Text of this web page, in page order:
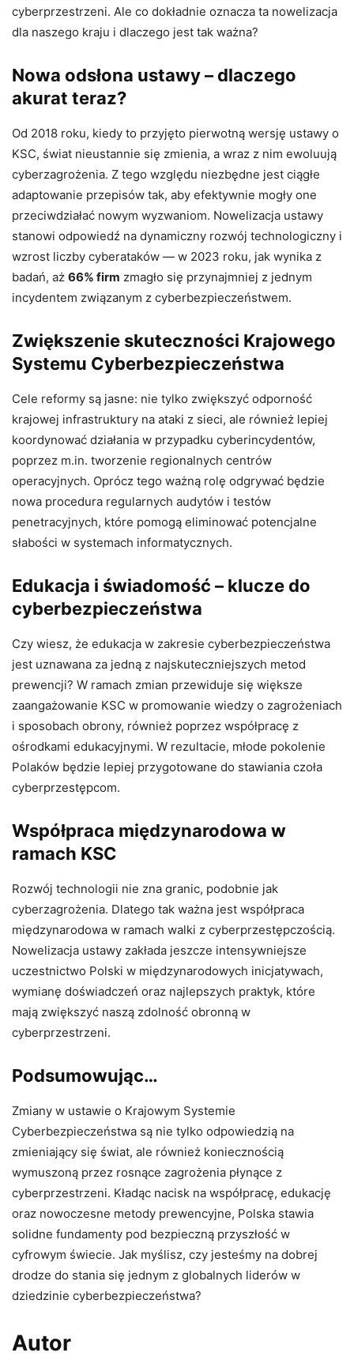
cyberprzestrzeni. Ale co dokładnie oznacza ta nowelizacja
dla naszego kraju i dlaczego jest tak ważna?
Nowa odsłona ustawy – dlaczego
akurat teraz?
Od 2018 roku, kiedy to przyjęto pierwotną wersję ustawy o
KSC, świat nieustannie się zmienia, a wraz z nim ewoluują
cyberzagrożenia. Z tego względu niezbędne jest ciągłe
adaptowanie przepisów tak, aby efektywnie mogły one
przeciwdziałać nowym wyzwaniom. Nowelizacja ustawy
stanowi odpowiedź na dynamiczny rozwój technologiczny i
wzrost liczby cyberataków — w 2023 roku, jak wynika z
badań, aż 66% firm zmagło się przynajmniej z jednym
incydentem związanym z cyberbezpieczeństwem.
Zwiększenie skuteczności Krajowego
Systemu Cyberbezpieczeństwa
Cele reformy są jasne: nie tylko zwiększyć odporność
krajowej infrastruktury na ataki z sieci, ale również lepiej
koordynować działania w przypadku cyberincydentów,
poprzez m.in. tworzenie regionalnych centrów
operacyjnych. Oprócz tego ważną rolę odgrywać będzie
nowa procedura regularnych audytów i testów
penetracyjnych, które pomogą eliminować potencjalne
słabości w systemach informatycznych.
Edukacja i świadomość – klucze do
cyberbezpieczeństwa
Czy wiesz, że edukacja w zakresie cyberbezpieczeństwa
jest uznawana za jedną z najskuteczniejszych metod
prewencji? W ramach zmian przewiduje się większe
zaangażowanie KSC w promowanie wiedzy o zagrożeniach
i sposobach obrony, również poprzez współpracę z
ośrodkami edukacyjnymi. W rezultacie, młode pokolenie
Polaków będzie lepiej przygotowane do stawiania czoła
cyberprzestępcom.
Współpraca międzynarodowa w
ramach KSC
Rozwój technologii nie zna granic, podobnie jak
cyberzagrożenia. Dlatego tak ważna jest współpraca
międzynarodowa w ramach walki z cyberprzestępczością.
Nowelizacja ustawy zakłada jeszcze intensywniejsze
uczestnictwo Polski w międzynarodowych inicjatywach,
wymianę doświadczeń oraz najlepszych praktyk, które
mają zwiększyć naszą zdolność obronną w
cyberprzestrzeni.
Podsumowując…
Zmiany w ustawie o Krajowym Systemie
Cyberbezpieczeństwa są nie tylko odpowiedzią na
zmieniający się świat, ale również koniecznością
wymuszoną przez rosnące zagrożenia płynące z
cyberprzestrzeni. Kładąc nacisk na współpracę, edukację
oraz nowoczesne metody prewencyjne, Polska stawia
solidne fundamenty pod bezpieczną przyszłość w
cyfrowym świecie. Jak myślisz, czy jesteśmy na dobrej
drodze do stania się jednym z globalnych liderów w
dziedzinie cyberbezpieczeństwa?
Autor